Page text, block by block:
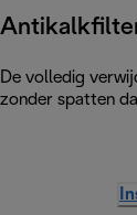
De volledig
zonder spatten